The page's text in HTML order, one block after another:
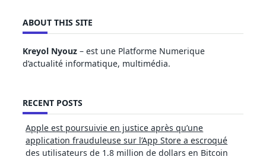
ABOUT THIS SITE
Kreyol Nyouz – est une Platforme Numerique
d’actualité informatique, multimédia.
RECENT POSTS
Apple est poursuivie en justice après qu’une
application frauduleuse sur l’App Store a escroqué
des utilisateurs de 1,8 million de dollars en Bitcoin